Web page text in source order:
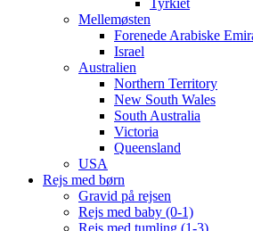
Tyrkiet
Mellemøsten
Forenede Arabiske
Israel
Australien
Northern Territory
New South Wales
South Australia
Victoria
Queensland
USA
Rejs med børn
Gravid på rejsen
Rejs med baby (0-1)
Rejs med tumling (1-3)